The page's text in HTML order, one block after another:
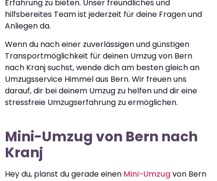
Erfahrung zu bieten. Unser freundliches und
hilfsbereites Team ist jederzeit für deine Fragen und
Anliegen da.
Wenn du nach einer zuverlässigen und günstigen
Transportmöglichkeit für deinen Umzug von Bern
nach Kranj suchst, wende dich am besten gleich an
Umzugsservice Himmel aus Bern. Wir freuen uns
darauf, dir bei deinem Umzug zu helfen und dir eine
stressfreie Umzugserfahrung zu ermöglichen.
Mini-Umzug von Bern nach
Kranj
Hey du, planst du gerade einen Mini-Umzug von Bern